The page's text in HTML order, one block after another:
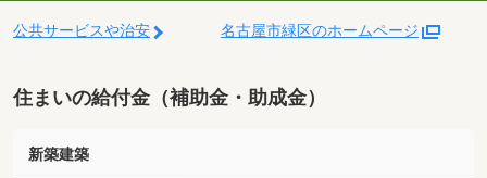
公共サービスや治安 名古屋市緑区のホームページ
住まいの給付金（補助金・助成金）
新築建築